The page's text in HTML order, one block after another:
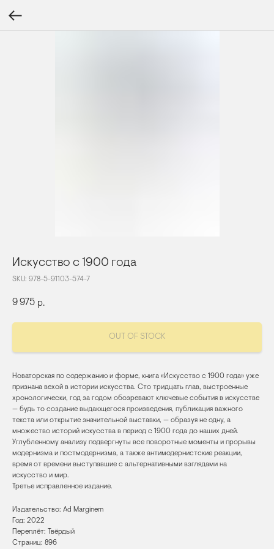
Искусство с 1900 года
SKU: 978-5-91103-574-7
9 975 р.
OUT OF STOCK
Новаторская по содержанию и форме, книга «Искусство с 1900 года» уже
признана вехой в истории искусства. Сто тридцать глав, выстроенные
хронологически, год за годом обозревают ключевые события в искусстве
— будь то создание выдающегося произведения, публикация важного
текста или открытие значительной выставки, — образуя не одну, а
множество историй искусства в период с 1900 года до наших дней.
Углубленному анализу подвергнуты все поворотные моменты и прорывы
модернизма и постмодернизма, а также антимодернистские реакции,
время от времени выступавшие с альтернативными взглядами на
искусство и мир.
Третье исправленное издание.
Издательство: Ad Marginem
Год: 2022
Переплёт: Твёрдый
Страниц: 896